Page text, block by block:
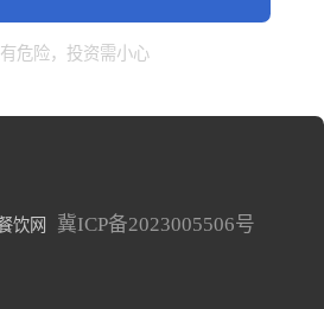
危险，投资需小心
饮网 冀ICP备2023005506号